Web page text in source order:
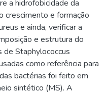
a hidrofobicidade da
crescimento e formação
e ainda, verificar a
e estrutura do
Staphylococcus
como referência para
bactérias foi feito em
sintético (MS). A